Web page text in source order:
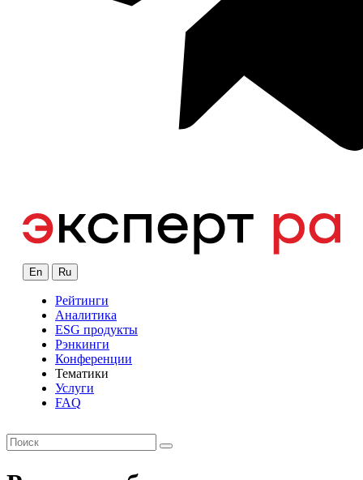
En Ru
Рейтинги
Аналитика
ESG продукты
Рэнкинги
Конференции
Тематики
Услуги
FAQ